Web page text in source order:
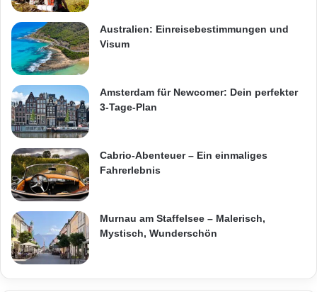
Australien: Einreisebestimmungen und
Visum
Amsterdam für Newcomer: Dein perfekter
3-Tage-Plan
Cabrio-Abenteuer – Ein einmaliges
Fahrerlebnis
Murnau am Staffelsee – Malerisch,
Mystisch, Wunderschön